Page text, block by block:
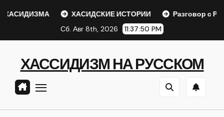
ХАСИДСКИЕ ИСТОРИИ
Разговор с Ребе
Сб. Авг 8th, 2026
11:37:51 PM
ХАССИДИЗМ НА РУССКОМ